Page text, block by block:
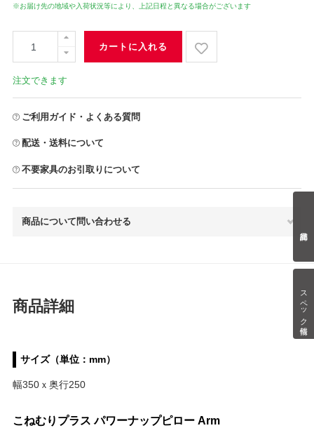
スペック情報
※お届け先の地域や入荷状況等により、上記日程と異なる場合がございます
カートに入れる
注文できます
ご利用ガイド・よくある質問
配送・送料について
不要家具のお引取りについて
商品について問い合わせる
商品詳細
サイズ（単位：mm）
幅350ｘ奥行250
こねむりプラス パワーナップピロー Arm